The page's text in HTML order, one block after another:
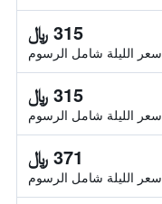
315 ﷼
سعر الليلة شامل الرسوم
315 ﷼
سعر الليلة شامل الرسوم
371 ﷼
سعر الليلة شامل الرسوم